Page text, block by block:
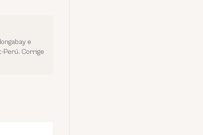
e
Perú. Corrige